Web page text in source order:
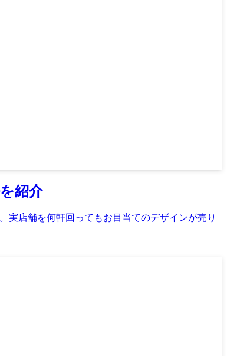
紹介
実店舗を何軒回ってもお目当てのデザインが売り